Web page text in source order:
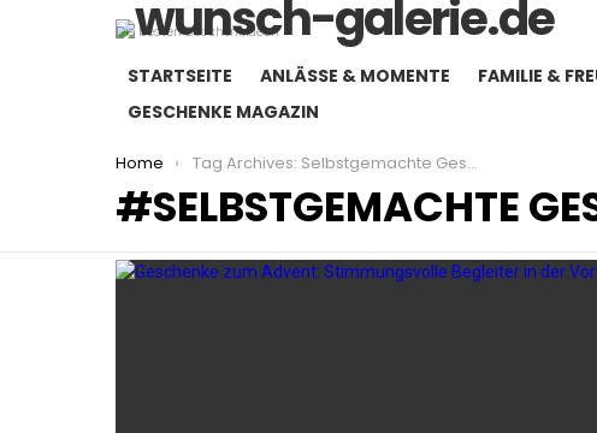
Die besten Geschenkideen
STARTSEITE ANLÄSSE & MOMENTE FAMILIE &
GESCHENKE MAGAZIN
You are here:
Home Tag Archives: Selbstgemachte Geschenke
SELBSTGEMACHTE
LATEST